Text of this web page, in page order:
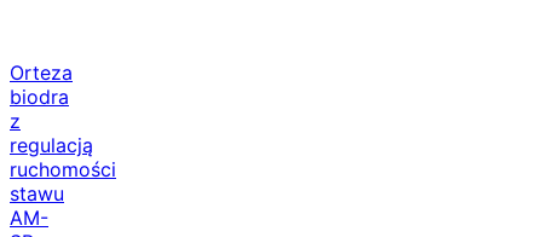
Orteza
biodra
z
regulacją
ruchomości
stawu
AM-